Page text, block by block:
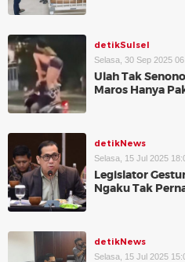
detikSulsel
Selasa, 30 Sep 2025
Ulah Tak
Maros Hanya
detikNews
Selasa, 15 Jul 2025
Legislator
Ngaku Tak
detikNews
Selasa, 15 Jul 2025